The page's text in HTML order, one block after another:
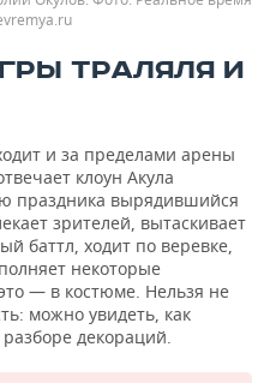
ТРАЛЯЛЯ И
и за пределами арены
клоун Акула
праздника вырядившийся
зрителей, вытаскивает
баттл, ходит по веревке,
некоторые
— в костюме. Нельзя не
можно увидеть, как
декораций.